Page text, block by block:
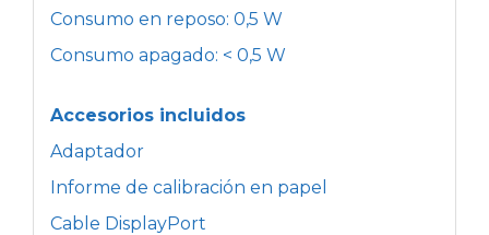
Consumo en reposo: 0,5 W
Consumo apagado: < 0,5 W
Accesorios incluidos
Adaptador
Informe de calibración en papel
Cable DisplayPort